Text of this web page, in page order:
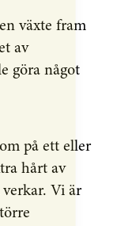
växte fram
av
göra något
på ett eller
hårt av
Vi är